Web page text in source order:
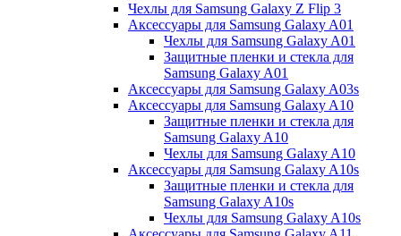
Чехлы для Samsung Galaxy Z Flip 3
Аксессуары для Samsung Galaxy A01
Чехлы для Samsung Galaxy A01
Защитные пленки и стекла для
Samsung Galaxy A01
Аксессуары для Samsung Galaxy A03s
Аксессуары для Samsung Galaxy A10
Защитные пленки и стекла для
Samsung Galaxy A10
Чехлы для Samsung Galaxy A10
Аксессуары для Samsung Galaxy A10s
Защитные пленки и стекла для
Samsung Galaxy A10s
Чехлы для Samsung Galaxy A10s